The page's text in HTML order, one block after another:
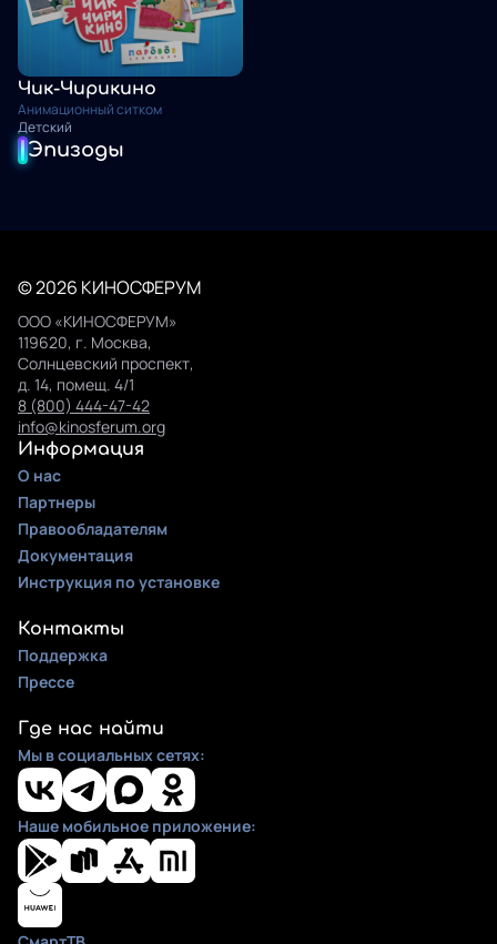
Чик-Чирикино
Анимационный ситком
Детский
Эпизоды
© 2026 КИНОСФЕРУМ
ООО «КИНОСФЕРУМ»
119620, г. Москва,
Солнцевский проспект,
д. 14, помещ. 4/1
8 (800) 444-47-42
info@kinosferum.org
Информация
О нас
Партнеры
Правообладателям
Документация
Инструкция по установке
Контакты
Поддержка
Прессе
Где нас найти
Мы в социальных сетях:
Наше мобильное приложение: